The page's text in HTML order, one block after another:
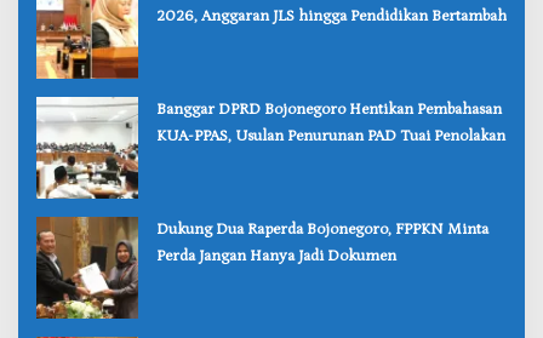
2026, Anggaran JLS hingga Pendidikan Bertambah
‎Banggar DPRD Bojonegoro Hentikan Pembahasan
KUA-PPAS, Usulan Penurunan PAD Tuai Penolakan
‎Dukung Dua Raperda Bojonegoro, FPPKN Minta
Perda Jangan Hanya Jadi Dokumen